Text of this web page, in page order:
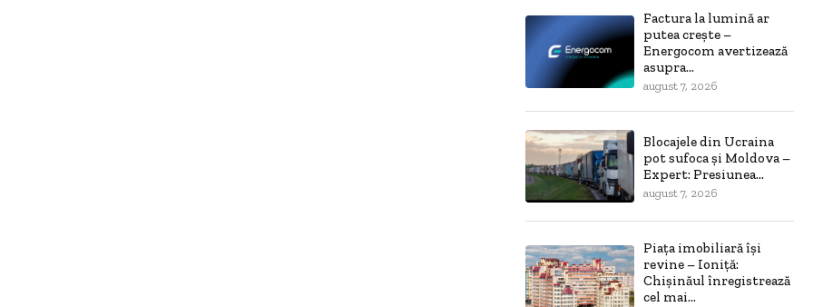
Factura la lumină ar
putea crește –
Energocom avertizează
asupra...
august 7, 2026
Blocajele din Ucraina
pot sufoca și Moldova –
Expert: Presiunea...
august 7, 2026
Piața imobiliară își
revine – Ioniță:
Chișinăul înregistrează
cel mai...